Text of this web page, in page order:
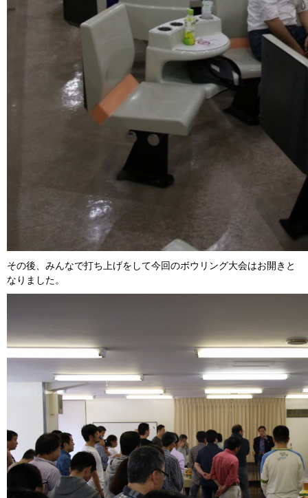
その後、みんなで打ち上げをして今回のボウリング大会はお開きと
なりました。